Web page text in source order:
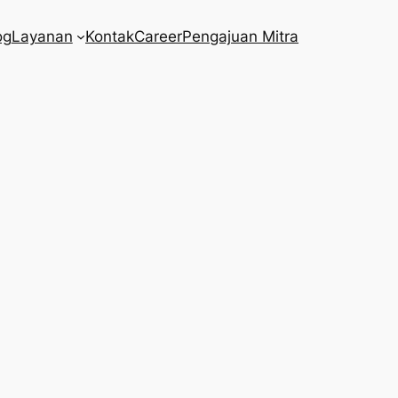
Layanan KontakCareerPengajuan Mitra